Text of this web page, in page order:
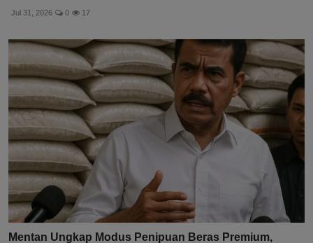
Jul 31, 2026 0 17
Mentan Ungkap Modus Penipuan Beras Premium,